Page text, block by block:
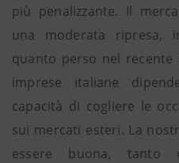
più penalizzante. Il
una moderata ripresa,
quanto perso nel
imprese italiane
capacità di cogliere le
sui mercati esteri. La
essere buona, tanto